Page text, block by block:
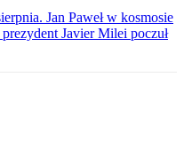
Jan Paweł w kosmosie
Javier Milei poczuł